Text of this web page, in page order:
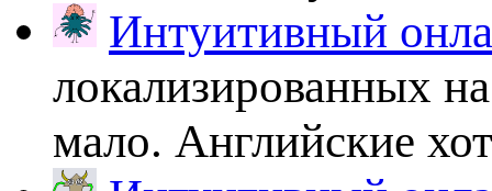
Интуитивный
локализированных
мало. Английские